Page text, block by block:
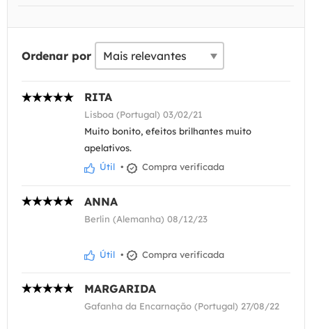
Ordenar por
RITA
Lisboa (Portugal) 03/02/21
Muito bonito, efeitos brilhantes muito
apelativos.
Útil • Compra verificada
ANNA
Berlin (Alemanha) 08/12/23
Útil • Compra verificada
MARGARIDA
Gafanha da Encarnação (Portugal) 27/08/22